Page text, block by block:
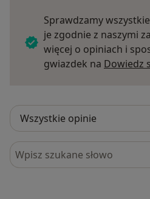
Sprawdzamy
je zgodnie z naszymi
więcej o opiniach i
gwiazdek na Dowiedz
Szukaj w opiniach